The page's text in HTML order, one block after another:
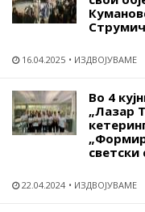
16.04.2025 ИЗДВОЈУВАМЕ
Во 4
„Лазар
22.04.2024 ИЗДВОЈУВАМЕ